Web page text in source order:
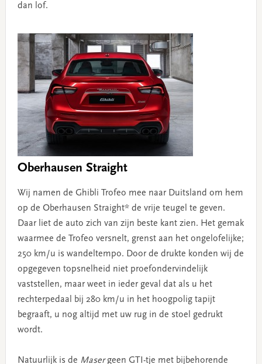
dan lof.
Oberhausen Straight
Wij namen de Ghibli Trofeo mee naar Duitsland om hem
op de Oberhausen Straight* de vrije teugel te geven.
Daar liet de auto zich van zijn beste kant zien. Het gemak
waarmee de Trofeo versnelt, grenst aan het ongelofelijke;
250 km/u is wandeltempo. Door de drukte konden wij de
opgegeven topsnelheid niet proefondervindelijk
vaststellen, maar weet in ieder geval dat als u het
rechterpedaal bij 280 km/u in het hoogpolig tapijt
begraaft, u nog altijd met uw rug in de stoel gedrukt
wordt.
Natuurlijk is de Masergeen GTI-tje met bijbehorende